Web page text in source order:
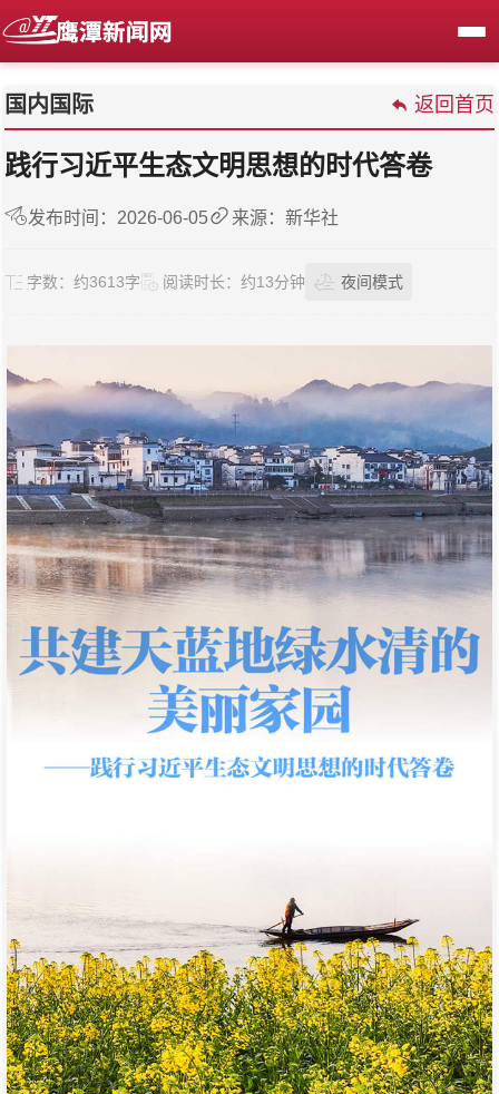
国内国际 返回首页
践行习近平生态文明思想的时代答卷
发布时间：2026-06-05 来源：新华社
字数： 约3613字 阅读时长： 约13分钟 夜间模式